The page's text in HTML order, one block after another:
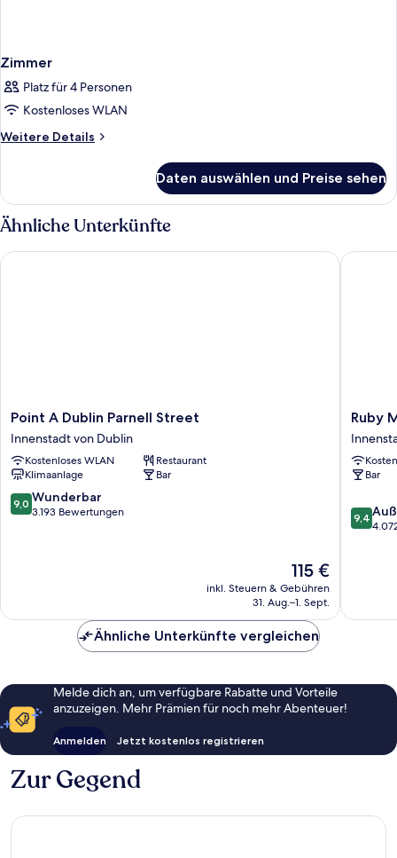
Zimmer
Platz für 4 Personen
Kostenloses WLAN
Weitere Details
Weitere
Daten auswählen und Preise sehen
Ähnliche Unterkünfte
Point
A
Dublin
Parnell
Street
Innenstadt
von
Point A Dublin Parnell Street
Innenstadt von Dublin
Kostenloses WLAN
Restaurant
Klimaanlage
Bar
9.0
von
9,0 Wunderbar
3.193 Bewertungen
Der
Preis
beträgt
115 €
inkl. Steuern & Gebühren
31. Aug.–1. Sept.
Point A Dublin Parnell Street
Ruby
Molly
Hotel
Dublin
by
von
Ruby
Bar
9.4
von
9,4
Ruby
Ähnliche Unterkünfte vergleichen
Melde dich an, um verfügbare Rabatte und Vorteile
anzuzeigen. Mehr Prämien für noch mehr Abenteuer!
Anmelden Jetzt kostenlos registrieren
Zur Gegend